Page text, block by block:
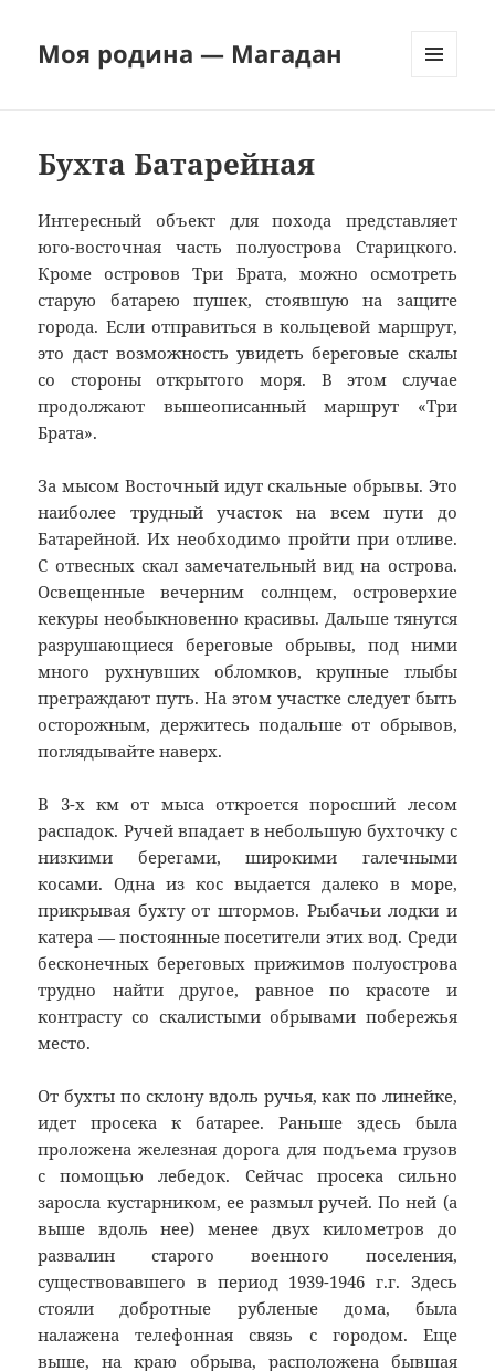
Моя родина — Магадан
Бухта Батарейная
Интересный объект для похода представляет
юго-восточная часть полуострова Старицкого.
Кроме островов Три Брата, можно осмотреть
старую батарею пушек, стоявшую на защите
города. Если отправиться в кольцевой маршрут,
это даст возможность увидеть береговые скалы
со стороны открытого моря. В этом случае
продолжают вышеописанный маршрут «Три
Брата».
За мысом Восточный идут скальные обрывы. Это
наиболее трудный участок на всем пути до
Батарейной. Их необходимо пройти при отливе.
С отвесных скал замечательный вид на острова.
Освещенные вечерним солнцем, островерхие
кекуры необыкновенно красивы. Дальше тянутся
разрушающиеся береговые обрывы, под ними
много рухнувших обломков, крупные глыбы
преграждают путь. На этом участке следует быть
осторожным, держитесь подальше от обрывов,
поглядывайте наверх.
В 3-х км от мыса откроется поросший лесом
распадок. Ручей впадает в небольшую бухточку с
низкими берегами, широкими галечными
косами. Одна из кос выдается далеко в море,
прикрывая бухту от штормов. Рыбачьи лодки и
катера — постоянные посетители этих вод. Среди
бесконечных береговых прижимов полуострова
трудно найти другое, равное по красоте и
контрасту со скалистыми обрывами побережья
место.
От бухты по склону вдоль ручья, как по линейке,
идет просека к батарее. Раньше здесь была
проложена железная дорога для подъема грузов
с помощью лебедок. Сейчас просека сильно
заросла кустарником, ее размыл ручей. По ней (а
выше вдоль нее) менее двух километров до
развалин старого военного поселения,
существовавшего в период 1939-1946 г.г. Здесь
стояли добротные рубленые дома, была
налажена телефонная связь с городом. Еще
выше, на краю обрыва, расположена бывшая